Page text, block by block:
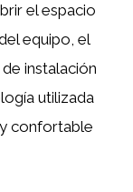
el espacio
equipo, el
instalación
utilizada
confortable